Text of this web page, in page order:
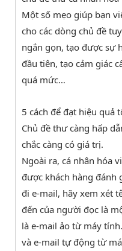
Một số mẹo giúp bạn
cho các dòng chủ đề
ngắn gọn, tạo được sự
đầu tiên, tạo cảm giác
quá mức…
5 cách để đạt hiệu quả
Chủ đề thư càng hấp
chắc càng có giá trị.
Ngoài ra, cá nhân hóa
được khách hàng đánh
đi e-mail, hãy xem xét
đến của người đọc là
là e-mail ảo từ máy
và e-mail tự động từ